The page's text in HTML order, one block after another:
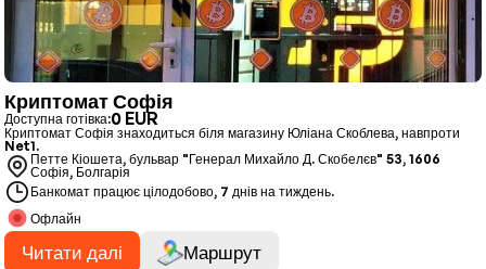
Криптомат Софія
Доступна готівка:0 EUR
Криптомат Софія знаходиться біля магазину Юліана Скоблева, навпроти
Net1.
Петте Кіошета, бульвар "Генерал Михайло Д. Скобелєв" 53, 1606
Софія, Болгарія
Банкомат працює цілодобово, 7 днів на тиждень.
Офлайн
Читати далі Маршрут